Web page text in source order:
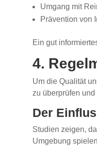
Umgang mit
Prävention von
Ein gut
4.
Um die Qualität
zu überprüfen
Der
Studien zeigen,
Umgebung